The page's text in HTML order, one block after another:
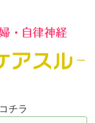
チラ